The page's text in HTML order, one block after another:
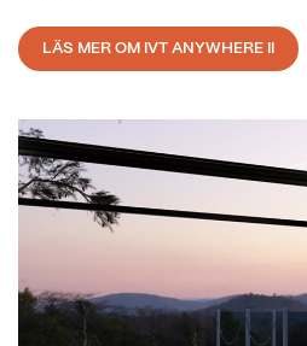
LÄS MER OM IVT ANYWHERE II